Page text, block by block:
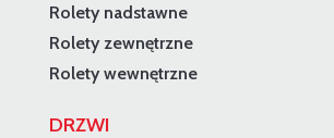
Rolety nadstawne
Rolety zewnętrzne
Rolety wewnętrzne
DRZWI